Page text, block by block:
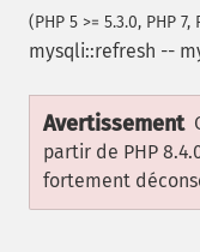
(PHP 5 >= 5.3.0, PHP 7,
mysqli::refresh --
Avertissement
partir de PHP
fortement